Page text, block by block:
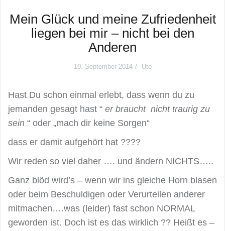
Mein Glück und meine Zufriedenheit
liegen bei mir – nicht bei den
Anderen
10. September 2014 Ute
Hast Du schon einmal erlebt, dass wenn du zu
jemanden gesagt hast “ er braucht nicht traurig zu
sein “ oder „mach dir keine Sorgen“
dass er damit aufgehört hat ????
Wir reden so viel daher …. und ändern NICHTS…..
Ganz blöd wird’s – wenn wir ins gleiche Horn blasen
oder beim Beschuldigen oder Verurteilen anderer
mitmachen….was (leider) fast schon NORMAL
geworden ist. Doch ist es das wirklich ?? Heißt es –